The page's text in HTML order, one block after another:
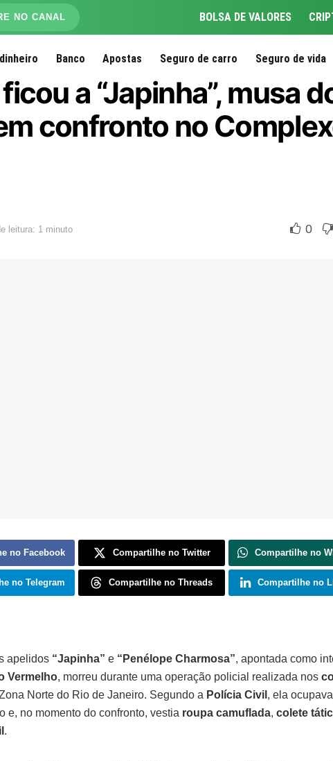
NO CANAL BOLSA DE VALORES
Banco Apostas Seguro de carro Seguro de vida
a “Japinha”, musa
confronto no
leitura: 1 minuto 0
no Facebook Compartilhe no Twitter Compartilhe no
no Telegram Compartilhe no Threads Compartilhe no
apelidos “Japinha” e “Penélope Charmosa”, apontada como
Vermelho, morreu durante uma operação policial realizada nos
Norte do Rio de Janeiro. Segundo a Polícia Civil , ela
e, no momento do confronto, vestia roupa camuflada, colete
.